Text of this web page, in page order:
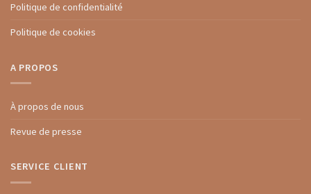
Politique de confidentialité
Politique de cookies
A PROPOS
À propos de nous
Revue de presse
SERVICE CLIENT